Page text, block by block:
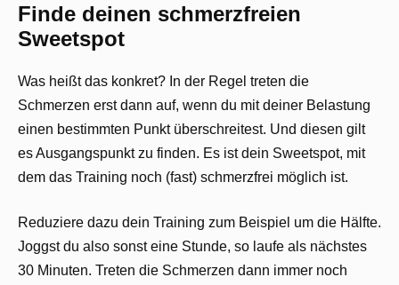
Finde deinen schmerzfreien
Sweetspot
Was heißt das konkret? In der Regel treten die
Schmerzen erst dann auf, wenn du mit deiner Belastung
einen bestimmten Punkt überschreitest. Und diesen gilt
es Ausgangspunkt zu finden. Es ist dein Sweetspot, mit
dem das Training noch (fast) schmerzfrei möglich ist.
Reduziere dazu dein Training zum Beispiel um die Hälfte.
Joggst du also sonst eine Stunde, so laufe als nächstes
30 Minuten. Treten die Schmerzen dann immer noch